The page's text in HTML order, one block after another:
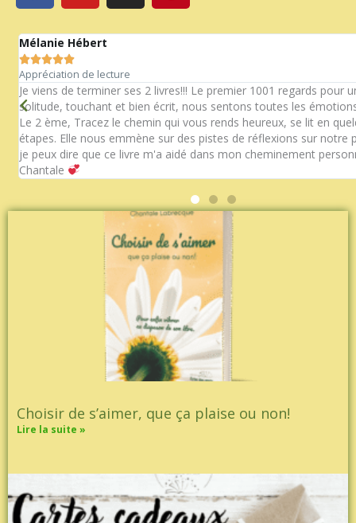
c
e
b
o
o
k
u
t
u
b
e
s
t
g
r
a
m
n
t
e
s
t
Mélanie Hébert

Appréciation de lecture
Je viens de terminer ses 2 livres!!! Le premier 1001 regards pour
solitude, touchant et bien écrit, nous sentons toutes les
Le 2 ème, Tracez le chemin qui vous rends heureux, se lit en
étapes. Elle nous emmène sur des pistes de réflexions sur notre
je peux dire que ce livre m'a aidé dans mon cheminement
Chantale
Choisir de s’aimer, que ça plaise ou non!
Lire la suite »